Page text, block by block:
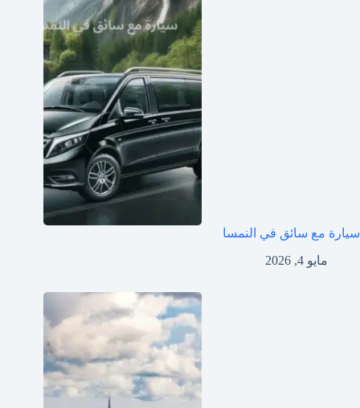
سيارة مع سائق في النمسا
مايو 4, 2026